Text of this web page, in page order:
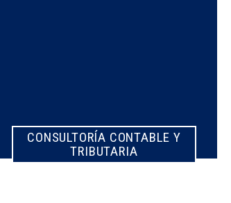
CONSULTORÍA CONTABLE Y
TRIBUTARIA